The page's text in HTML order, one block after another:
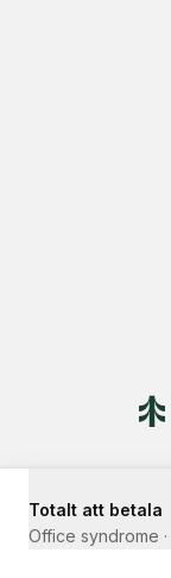
Totalt att betala
Office syndrome ·